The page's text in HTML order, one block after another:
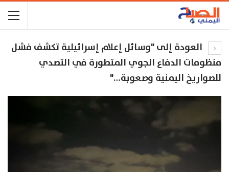
العودة إلى "وسائل إعلام إسرائيلية تكشف فشل
منظومات الدفاع الجوي المتطورة في التصدي
للصواريخ اليمنية وصعوبة…"